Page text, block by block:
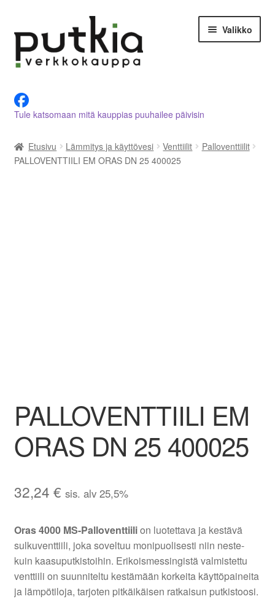
navigointiin
sisältöön
Valikko
Tietoja meistä
Asiakastilini
Tule katsomaan mitä kauppias puuhailee päivisin
Etusivu Lämmitys ja käyttövesi Venttiilit
Palloventtiilit
PALLOVENTTIILI EM ORAS DN 25 400025
PALLOVENTTIILI EM
ORAS DN 25 400025
32,24 € sis. alv 25,5%
Oras 4000 MS-Palloventtiilion luotettava ja kestävä
sulkuventtiili, joka soveltuu monipuolisesti niin neste-
kuin kaasuputkistoihin. Erikoismessingistä valmistettu
venttiili on suunniteltu kestämään korkeita käyttöpaineita
ja lämpötiloja, tarjoten pitkäikäisen ratkaisun putkistoosi.